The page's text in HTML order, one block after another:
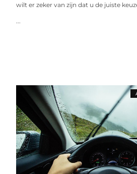
wilt er zeker van zijn dat u de juiste
...